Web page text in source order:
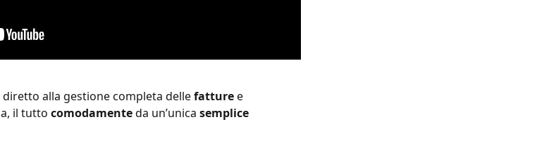
diretto alla gestione completa delle fatture e
il tutto comodamente da un’unica semplice